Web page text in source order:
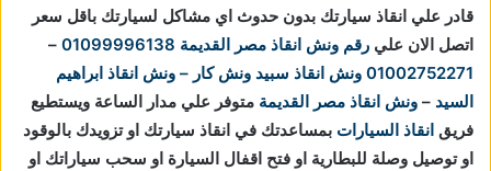
قادر علي انقاذ سيارتك بدون حدوث اي مشاكل لسيارتك باقل سعر
اتصل الان علي رقم ونش انقاذ مصر القديمة 01099996138
–
01002752271 ونش انقاذ سبيد ونش كار – ونش انقاذ ابراهيم
السيد – ونش انقاذ مصر القديمة متوفر علي مدار الساعة ويستطيع
فريق انقاذ السيارات بمساعدتك في انقاذ سيارتك او تزويدك بالوقود
او توصيل وصلة للبطارية او فتح اقفال السيارة او سحب سياراتك او